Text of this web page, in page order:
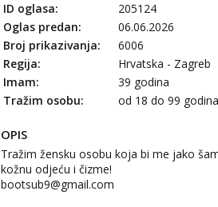
ID oglasa:
205124
Oglas predan:
06.06.2026
Broj prikazivanja:
6006
Regija:
Hrvatska - Zagreb
Imam:
39 godina
Tražim osobu:
od 18 do 99 godina
OPIS
Tražim žensku osobu koja bi me jako
kožnu odjeću i čizme!
bootsub9@gmail.com